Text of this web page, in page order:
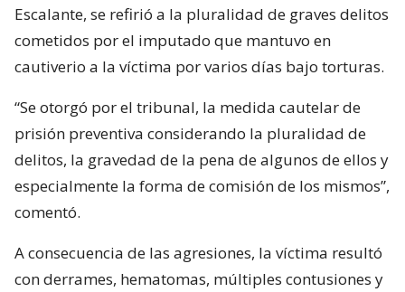
Escalante, se refirió a la pluralidad de graves delitos
cometidos por el imputado que mantuvo en
cautiverio a la víctima por varios días bajo torturas.
“Se otorgó por el tribunal, la medida cautelar de
prisión preventiva considerando la pluralidad de
delitos, la gravedad de la pena de algunos de ellos y
especialmente la forma de comisión de los mismos”,
comentó.
A consecuencia de las agresiones, la víctima resultó
con derrames, hematomas, múltiples contusiones y